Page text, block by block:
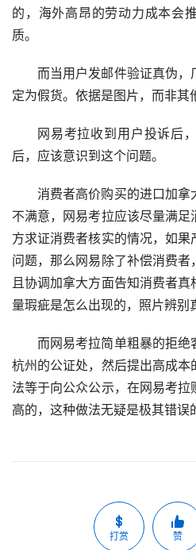
的，海外高昂的劳动力成本会
质。
而当用户发邮件验证真伪
定为假货。依据是图片，而非其
网易考拉收到用户投诉后
后，应该意识到这个问题。
消费者高价购买的进口加
不满意，网易考拉应该尽量满
方求证消费者核实的情况，如
问题，那么网易除了补偿消费
且协调加拿大方面告知消费者
量瑕疵是怎么出现的，照片辨别
而网易考拉简单粗暴的拒绝
杭州的公证处，然后提出高成
法等于向公众公示，在网易考
高的，这种做法无疑是极其错误
打赏 赞